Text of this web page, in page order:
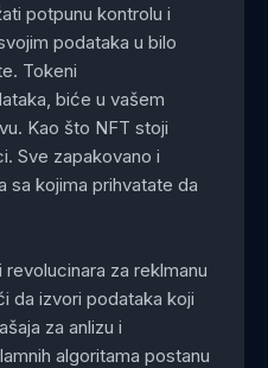
potpunu kontrolu i
podataka u bilo
Tokeni
biće u vašem
Kao što NFT stoji
Sve zapakovano i
sa kojima prihvatate da
za reklmanu
da izvori podataka koji
za anlizu i
algoritama postanu